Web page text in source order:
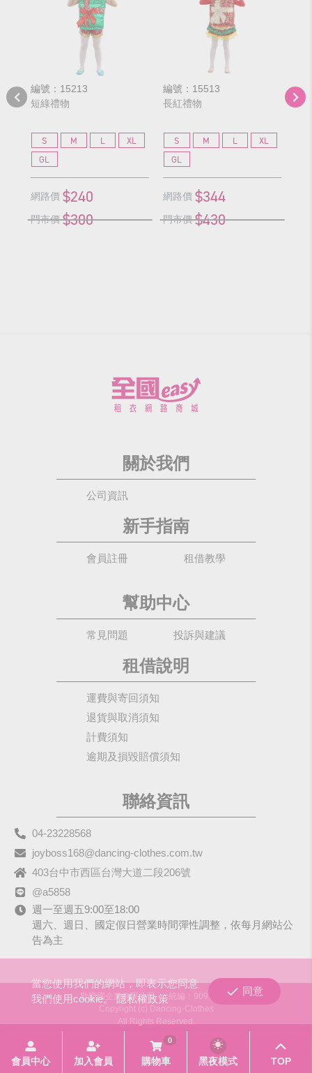
編號：15213
短綠禮物
S M L
XL
GL
網路價 $240
門市價 $300
編號：15513
長紅禮物
S M L
XL
GL
網路價 $344
門市價 $430
編
短
關於我們
公司資訊
新手指南
會員註冊 租借教學
幫助中心
常見問題 投訴與建議
租借說明
運費與寄回須知
退貨與取消須知
計費須知
逾期及損毀賠償須知
聯絡資訊
04-23228568
joyboss168@dancing-clothes.com.tw
403台中市西區台灣大道二段206號
@a5858
週一至週五9:00至18:00
週六、週日、國定假日營業時間彈性調整，依每月網站公
告為主
歡樂國企業有限公司
統編：90979680
Copyright (c) Dancing-Clothes
All Rights Reserved.
當您使用我們的網站，即表示您同意
我們使用cookie。隱私權政策
同意
會員中心 加入會員
0
購物車 黑夜模式 TOP